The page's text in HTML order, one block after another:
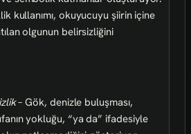
kullanımı, okuyucuyu şiirin içine
olgunun belirsizliğini
– Gök, denizle buluşması,
yokluğu, “ya da” ifadesiyle